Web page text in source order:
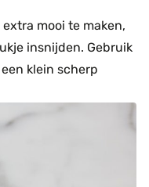
mooi te maken,
insnijden. Gebruik
klein scherp